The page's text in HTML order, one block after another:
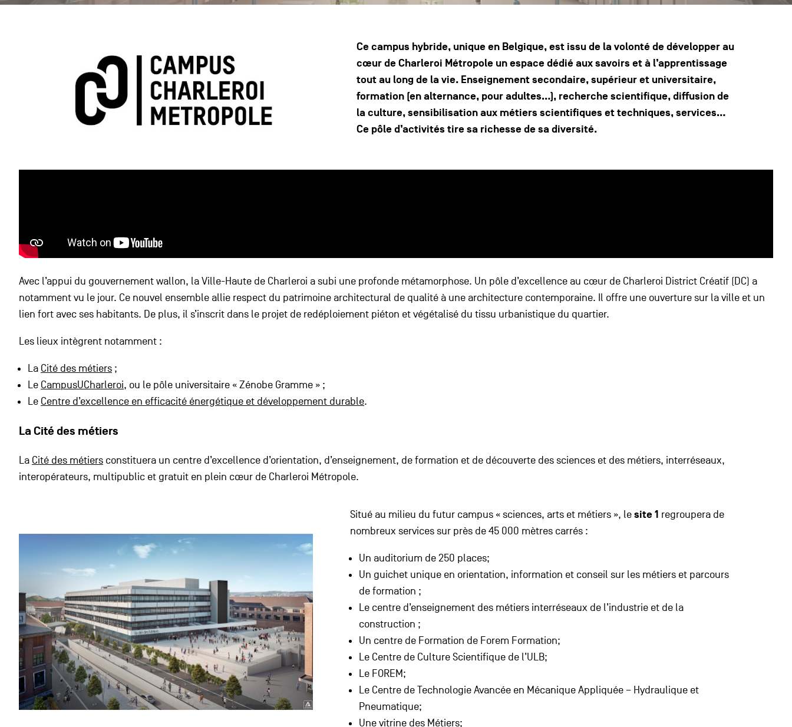
Ce campus hybride, unique en Belgique, est issu de la volonté de développer au
cœur de Charleroi Métropole un espace dédié aux savoirs et à l’apprentissage
tout au long de la vie. Enseignement secondaire, supérieur et universitaire,
formation (en alternance, pour adultes…), recherche scientifique, diffusion de
la culture, sensibilisation aux métiers scientifiques et techniques, services…
Ce pôle d’activités tire sa richesse de sa diversité.
Avec l’appui du gouvernement wallon, la Ville-Haute de Charleroi a subi une profonde métamorphose. Un pôle d’excellence au cœur de Charleroi District Créatif (DC) a
notamment vu le jour. Ce nouvel ensemble allie respect du patrimoine architectural de qualité à une architecture contemporaine. Il offre une ouverture sur la ville et un
lien fort avec ses habitants. De plus, il s’inscrit dans le projet de redéploiement piéton et végétalisé du tissu urbanistique du quartier.
Les lieux intègrent notamment :
La Cité des métiers ;
Le CampusUCharleroi, ou le pôle universitaire « Zénobe Gramme » ;
Le Centre d’excellence en efficacité énergétique et développement durable.
La Cité des métiers
La Cité des métiers constituera un centre d’excellence d’orientation, d’enseignement, de formation et de découverte des sciences et des métiers, interréseaux,
interopérateurs, multipublic et gratuit en plein cœur de Charleroi Métropole.
Situé au milieu du futur campus « sciences, arts et métiers », lesite 1 regroupera de
nombreux services sur près de 45 000 mètres carrés :
Un auditorium de 250 places;
Un guichet unique en orientation, information et conseil sur les métiers et parcours
de formation ;
Le centre d’enseignement des métiers interréseaux de l’industrie et de la
construction ;
Un centre de Formation de Forem Formation;
Le Centre de Culture Scientifique de l’ULB;
Le FOREM;
Le Centre de Technologie Avancée en Mécanique Appliquée – Hydraulique et
Pneumatique;
Une vitrine des Métiers;